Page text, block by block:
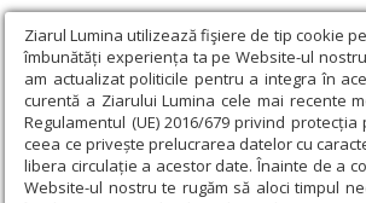
Ziarul Lumina utilizează fişiere de tip cookie
îmbunătăți experiența ta pe Website-ul
am actualizat politicile pentru a integra în
curentă a Ziarului Lumina cele mai recente
Regulamentul (UE) 2016/679 privind
ceea ce privește prelucrarea datelor cu
libera circulație a acestor date. Înainte de a
Website-ul nostru te rugăm să aloci timpul